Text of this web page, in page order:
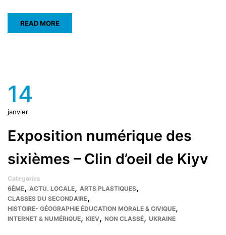
READ MORE
14
janvier
Exposition numérique des
sixièmes – Clin d’oeil de Kiyv
Categories
6ÈME, ACTU. LOCALE, ARTS PLASTIQUES,
CLASSES DU SECONDAIRE,
HISTOIRE- GÉOGRAPHIE ÉDUCATION MORALE & CIVIQUE,
INTERNET & NUMÉRIQUE, KIEV, NON CLASSÉ, UKRAINE